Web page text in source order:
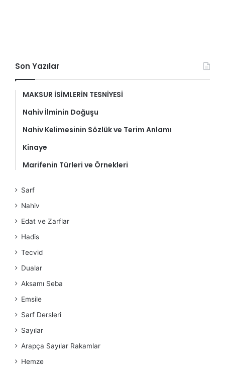
Son Yazılar
MAKSUR İSİMLERİN TESNİYESİ
Nahiv İlminin Doğuşu
Nahiv Kelimesinin Sözlük ve Terim Anlamı
Kinaye
Marifenin Türleri ve Örnekleri
Sarf
Nahiv
Edat ve Zarflar
Hadis
Tecvid
Dualar
Aksamı Seba
Emsile
Sarf Dersleri
Sayılar
Arapça Sayılar Rakamlar
Hemze